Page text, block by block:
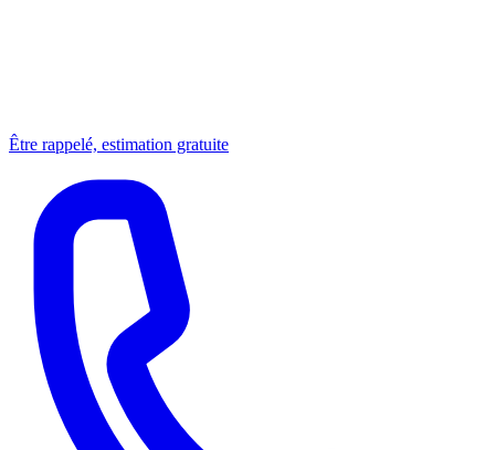
Être rappelé, estimation gratuite